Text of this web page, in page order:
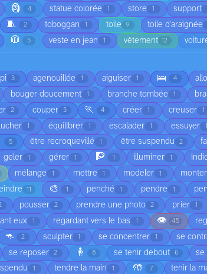
🗿 4 statue colorée 1 store 1 support
🧵 2 toboggan 1 toile 9 toile d'araignée
🧥 5 veste en jean 1 vêtement 12
3 agenouillée 1 aiguiser 1 🛌 4
bouger doucement 1 branche tombée 1
2 couper 3 🏃 4 créer 1 creuser 1
1 équilibrer 1 escalader 1 essuyer 1
5 être recroquevillé 1 être suspendu 2
geler 1 gérer 1 🧗 1 illuminer 1
mélange 1 mettre 1 modeler 1 monter
11 🎨 1 penché 1 pendre 1
pousser 2 prendre une photo 2 prier 1
eux 1 regardant vers le bas 1 👁️ 45
🦘 2 sculpter 1 se concentrer 1 se
se reposer 2 🧍 8 se tenir debout 6 se
1 tendre la main 1 🤲 7 tenir la